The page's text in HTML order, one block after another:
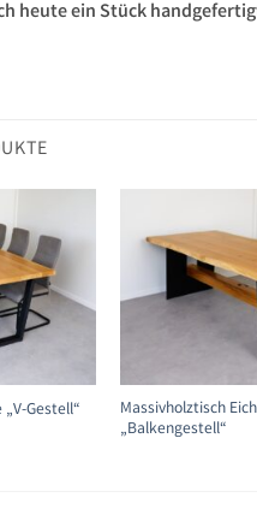
heute ein Stück
Gestell“
Massivholztisch
„Balkengestell“